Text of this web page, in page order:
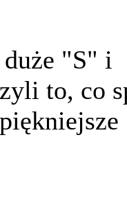
"S" i
to, co